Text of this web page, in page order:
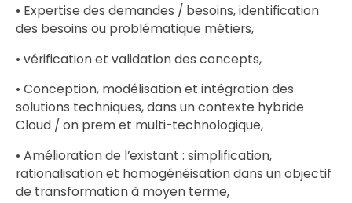
• Expertise des demandes / besoins, identification
des besoins ou problématique métiers,
• vérification et validation des concepts,
• Conception, modélisation et intégration des
solutions techniques, dans un contexte hybride
Cloud / on prem et multi-technologique,
• Amélioration de l’existant : simplification,
rationalisation et homogénéisation dans un objectif
de transformation à moyen terme,